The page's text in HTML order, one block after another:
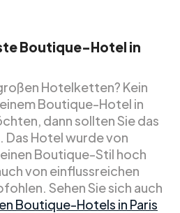
Boutique-Hotel in
Hotelketten? Kein
Boutique-Hotel in
dann sollten Sie das
Das Hotel wurde von
Boutique-Stil hoch
von einflussreichen
Sehen Sie sich auch
Boutique-Hotels in Paris